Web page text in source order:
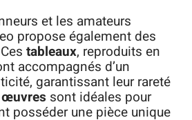
et les amateurs
propose également des
tableaux, reproduits en
accompagnés d’un
garantissant leur rareté
œuvres sont idéales pour
posséder une pièce unique